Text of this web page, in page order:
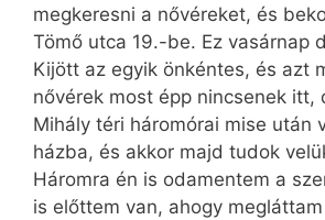
megkeresni a nővéreket, és
Tömő utca 19.-be. Ez vasárnap
Kijött az egyik önkéntes, és azt
nővérek most épp nincsenek itt,
Mihály téri háromórai mise után
házba, és akkor majd tudok
Háromra én is odamentem a
is előttem van, ahogy